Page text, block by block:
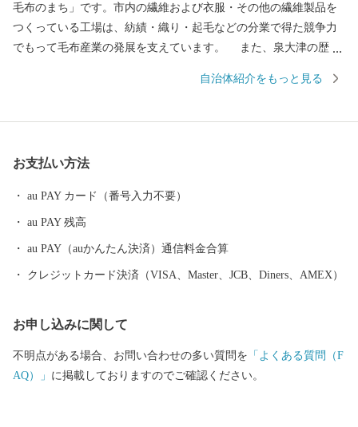
毛布のまち」です。市内の繊維および衣服・その他の繊維製品を
つくっている工場は、紡績・織り・起毛などの分業で得た競争力
でもって毛布産業の発展を支えています。 また、泉大津の歴史
ていました。交通の要として人の往来も多く、随筆や紀行の中に
市、南部は大津川を境として泉北郡忠岡町と隣接しています。西
北部は大阪湾に面し、はるかに六甲山、淡路島を望むことができ
自治体紹介をもっと見る
お支払い方法
au PAY カード（番号入力不要）
au PAY 残高
au PAY（auかんたん決済）通信料金合算
クレジットカード決済（VISA、Master、JCB、Diners、AMEX）
お申し込みに関して
不明点がある場合、お問い合わせの多い質問を 「よくある質問（F
AQ）」 に掲載しておりますのでご確認ください。